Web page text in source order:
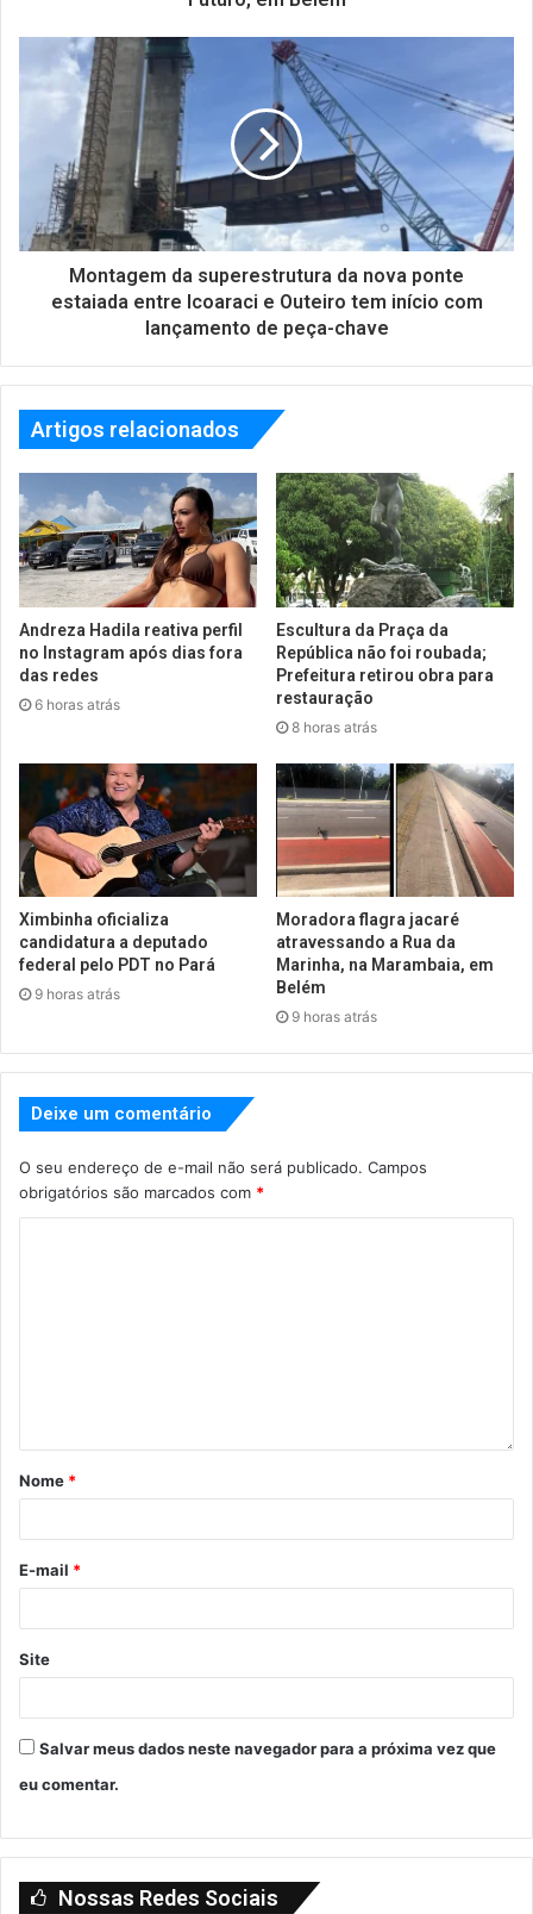
Montagem da superestrutura da nova ponte
estaiada entre Icoaraci e Outeiro tem início com
lançamento de peça-chave
Artigos relacionados
Andreza Hadila reativa perfil
no Instagram após dias fora
das redes
6 horas atrás
Escultura da Praça da
República não foi roubada;
Prefeitura retirou obra para
restauração
8 horas atrás
Ximbinha oficializa
candidatura a deputado
federal pelo PDT no Pará
9 horas atrás
Moradora flagra jacaré
atravessando a Rua da
Marinha, na Marambaia, em
Belém
9 horas atrás
Deixe um comentário
O seu endereço de e-mail não será publicado. Campos
obrigatórios são marcados com *
Nome *
E-mail *
Site
Salvar meus dados neste navegador para a próxima vez que
eu comentar.
Nossas Redes Sociais